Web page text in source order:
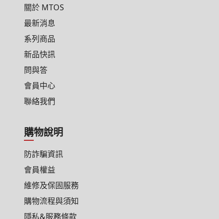
關於 MTOS
最新消息
系列商品
新品快訊
問與答
會員中心
聯絡我們
購物說明
防詐騙資訊
會員權益
維修及保固服務
購物流程與須知
隱私&服務條款